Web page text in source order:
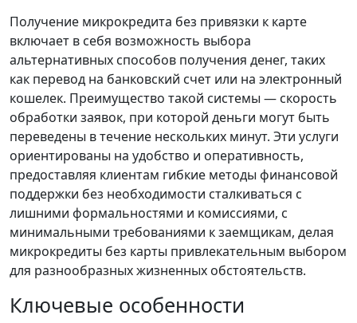
Получение микрокредита без привязки к карте
включает в себя возможность выбора
альтернативных способов получения денег, таких
как перевод на банковский счет или на электронный
кошелек. Преимущество такой системы — скорость
обработки заявок, при которой деньги могут быть
переведены в течение нескольких минут. Эти услуги
ориентированы на удобство и оперативность,
предоставляя клиентам гибкие методы финансовой
поддержки без необходимости сталкиваться с
лишними формальностями и комиссиями, с
минимальными требованиями к заемщикам, делая
микрокредиты без карты привлекательным выбором
для разнообразных жизненных обстоятельств.
Ключевые особенности